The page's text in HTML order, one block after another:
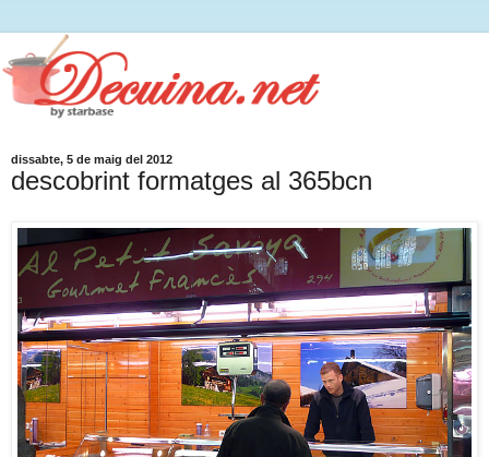
dissabte, 5 de maig del 2012
descobrint formatges al 365bcn